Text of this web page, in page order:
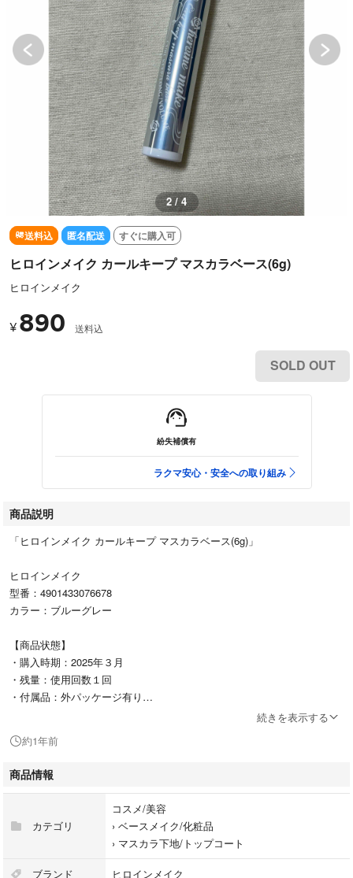
2 / 4
送料込 匿名配送 すぐに購入可
ヒロインメイク カールキープ マスカラベース(6g)
ヒロインメイク
¥ 890 送料込
SOLD OUT
紛失補償有
ラクマ安心・安全への取り組み
商品説明
「ヒロインメイク カールキープ マスカラベース(6g)」
ヒロインメイク
型番：4901433076678
カラー：ブルーグレー
【商品状態】
・購入時期：2025年３月
・残量：使用回数１回
・付属品：外パッケージ有り
一度だけ使用しました。
アルコール除菌で綺麗に拭いて保管しておりますが、神経質な方はお控え
下さい。
素人の自宅保管ですので、ご理解頂ける方のみお願い致します⭐︎
#4901433076678
続きを表示する
約1年前
商品情報
カテゴリ
コスメ/美容
› ベースメイク/化粧品
› マスカラ下地/トップコート
ブランド ヒロインメイク